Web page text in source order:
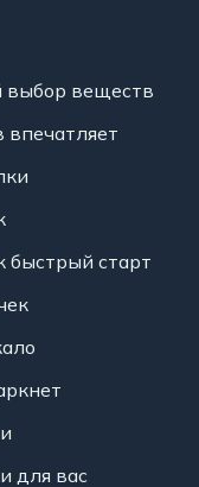
выбор веществ
впечатляет
быстрый старт
для вас